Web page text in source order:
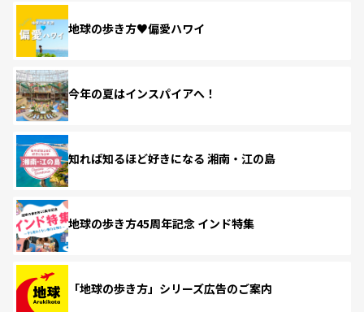
地球の歩き方♥偏愛ハワイ
今年の夏はインスパイアへ！
知れば知るほど好きになる 湘南・江の島
地球の歩き方45周年記念 インド特集
「地球の歩き方」シリーズ広告のご案内